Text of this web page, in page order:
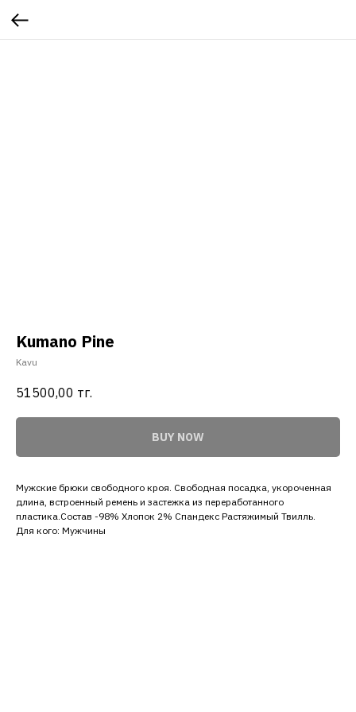
Kumano Pine
Kavu
51500,00 тг.
BUY NOW
Мужские брюки свободного кроя. Свободная посадка, укороченная
длина, встроенный ремень и застежка из переработанного
пластика.Состав -98% Хлопок 2% Спандекс Растяжимый Твилль.
Для кого: Мужчины